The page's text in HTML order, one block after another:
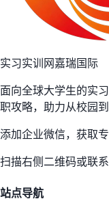
实习实训网嘉瑞国际
面向全球大学生的实
职攻略，助力从校园到
添加企业微信，获取
扫描右侧二维码或联
站点导航